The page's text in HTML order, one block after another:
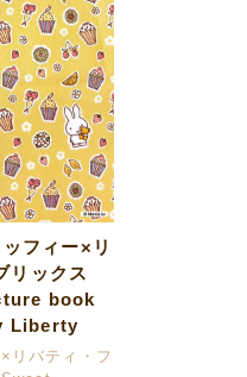
フィー×リ
リックス
book
Liberty
リバティ・フ